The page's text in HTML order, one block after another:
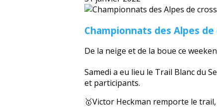
Championnats des Alpes
De la neige et de la boue ce
Samedi a eu lieu le Trail Blanc du
et participants.
🥇Victor Heckman remporte le